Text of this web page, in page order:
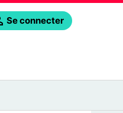
Se connecter